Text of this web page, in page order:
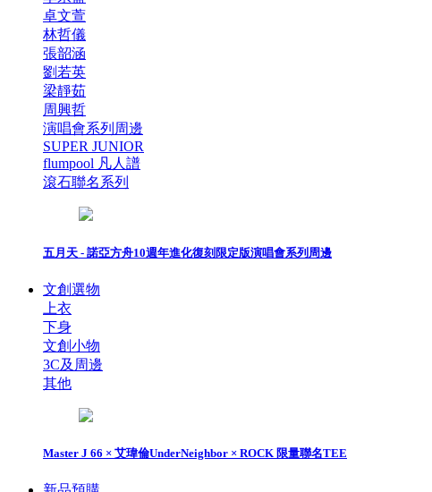
卓文萱
林哲儀
張韶涵
劉若英
梁靜茹
周興哲
演唱會系列周邊
SUPER JUNIOR
flumpool 凡人譜
滾石聯名系列
五月天 - 諾亞方舟10週年進化復刻限定版演唱會系列周邊
文創選物
上衣
下身
文創小物
3C及周邊
其他
Master J 66 × 艾瑋倫UnderNeighbor × ROCK 限量聯名TEE